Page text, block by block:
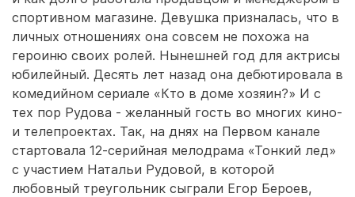
спортивном магазине. Девушка призналась, что в
личных отношениях она совсем не похожа на
героиню своих ролей. Нынешней год для актрисы
юбилейный. Десять лет назад она дебютировала в
комедийном сериале «Кто в доме хозяин?» И с
тех пор Рудова - желанный гость во многих кино-
и телепроектах. Так, на днях на Первом канале
стартовала 12‑серийная мелодрама «Тонкий лед»
с участием Натальи Рудовой, в которой
любовный треугольник сыграли Егор Бероев,